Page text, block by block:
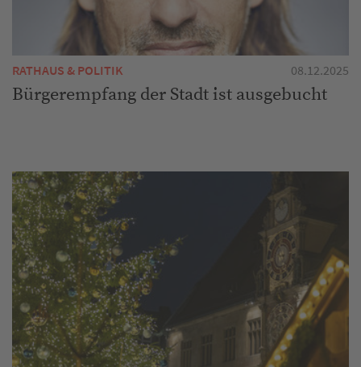
RATHAUS & POLITIK 08.12.2025
Bürgerempfang der Stadt ist ausgebucht